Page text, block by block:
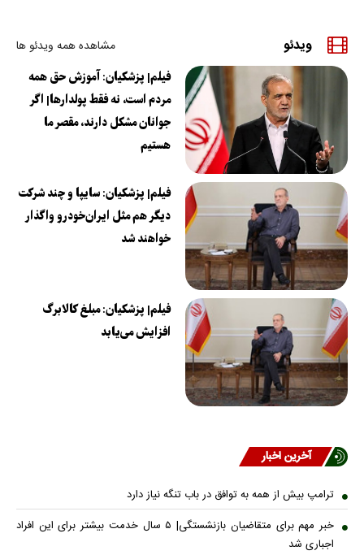
ویدئو مشاهده همه ویدئو ها
فیلم| پزشکیان: آموزش حق همه
مردم است، نه فقط پولدارها| اگر
جوانان مشکل دارند، مقصر ما
هستیم
فیلم| پزشکیان: سایپا و چند شرکت
دیگر هم مثل ایران‌خودرو واگذار
خواهند شد
فیلم| پزشکیان: مبلغ کالابرگ
افزایش می‌یابد
آخرین اخبار
ترامپ بیش از همه به توافق در باب تنگه نیاز دارد
خبر مهم برای متقاضیان بازنشستگی| ۵ سال خدمت بیشتر برای این افراد
اجباری شد